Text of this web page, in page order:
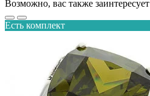
Возможно, вас также заинтересует
Есть комплект